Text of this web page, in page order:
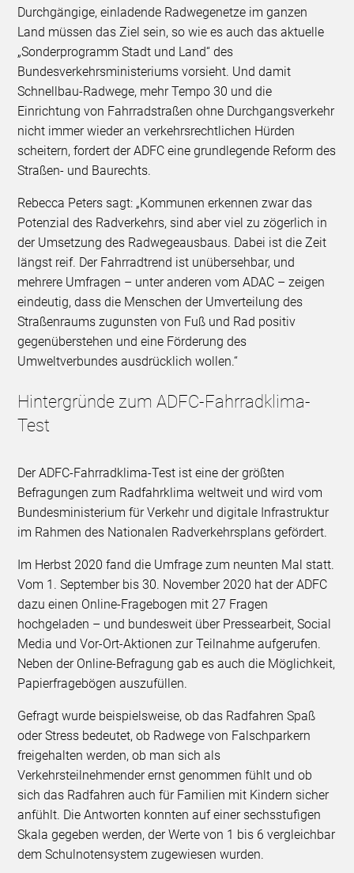
Durchgängige, einladende Radwegenetze im ganzen
Land müssen das Ziel sein, so wie es auch das aktuelle
„Sonderprogramm Stadt und Land“ des
Bundesverkehrsministeriums vorsieht. Und damit
Schnellbau-Radwege, mehr Tempo 30 und die
Einrichtung von Fahrradstraßen ohne Durchgangsverkehr
nicht immer wieder an verkehrsrechtlichen Hürden
scheitern, fordert der ADFC eine grundlegende Reform des
Straßen- und Baurechts.
Rebecca Peters sagt: „Kommunen erkennen zwar das
Potenzial des Radverkehrs, sind aber viel zu zögerlich in
der Umsetzung des Radwegeausbaus. Dabei ist die Zeit
längst reif. Der Fahrradtrend ist unübersehbar, und
mehrere Umfragen – unter anderen vom ADAC – zeigen
eindeutig, dass die Menschen der Umverteilung des
Straßenraums zugunsten von Fuß und Rad positiv
gegenüberstehen und eine Förderung des
Umweltverbundes ausdrücklich wollen.“
Hintergründe zum ADFC-Fahrradklima-
Test
Der ADFC-Fahrradklima-Test ist eine der größten
Befragungen zum Radfahrklima weltweit und wird vom
Bundesministerium für Verkehr und digitale Infrastruktur
im Rahmen des Nationalen Radverkehrsplans gefördert.
Im Herbst 2020 fand die Umfrage zum neunten Mal statt.
Vom 1. September bis 30. November 2020 hat der ADFC
dazu einen Online-Fragebogen mit 27 Fragen
hochgeladen – und bundesweit über Pressearbeit, Social
Media und Vor-Ort-Aktionen zur Teilnahme aufgerufen.
Neben der Online-Befragung gab es auch die Möglichkeit,
Papierfragebögen auszufüllen.
Gefragt wurde beispielsweise, ob das Radfahren Spaß
oder Stress bedeutet, ob Radwege von Falschparkern
freigehalten werden, ob man sich als
Verkehrsteilnehmender ernst genommen fühlt und ob
sich das Radfahren auch für Familien mit Kindern sicher
anfühlt. Die Antworten konnten auf einer sechsstufigen
Skala gegeben werden, der Werte von 1 bis 6 vergleichbar
dem Schulnotensystem zugewiesen wurden.